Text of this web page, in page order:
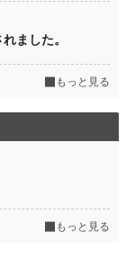
ました。
もっと見る
もっと見る